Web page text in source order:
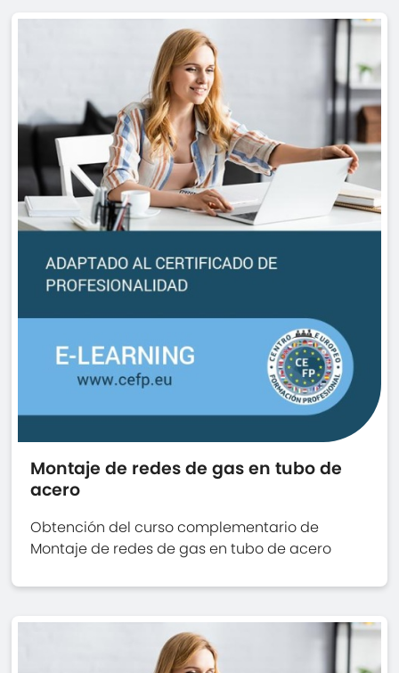
Montaje de redes de gas en tubo de
acero
Obtención del curso complementario de
Montaje de redes de gas en tubo de acero